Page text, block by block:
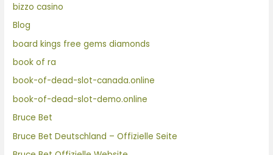
bizzo casino
Blog
board kings free gems diamonds
book of ra
book-of-dead-slot-canada.online
book-of-dead-slot-demo.online
Bruce Bet
Bruce Bet Deutschland – Offizielle Seite